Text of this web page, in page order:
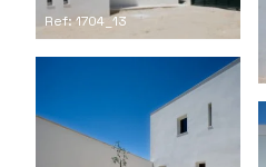
Ref: 1704_13